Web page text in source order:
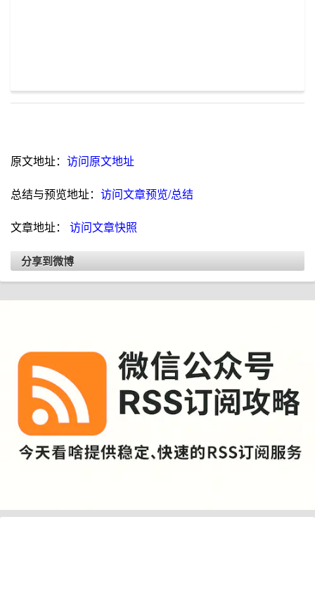
原文地址： 访问原文地址
总结与预览地址： 访问文章预览/总结
文章地址： 访问文章快照
分享到微博